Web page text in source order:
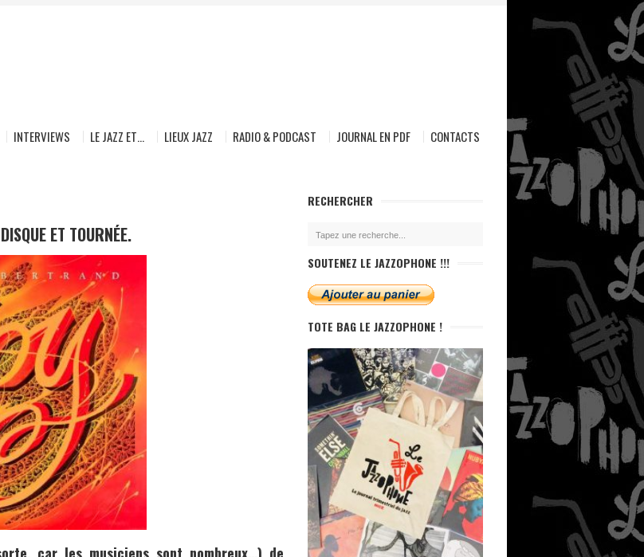
INTERVIEWS LE JAZZ ET… LIEUX JAZZ RADIO & PODCAST JOURNAL EN PDF CONTACTS
ET TOURNÉE.
RECHERCHER
SOUTENEZ LE JAZZOPHONE !!!
TOTE BAG LE JAZZOPHONE !